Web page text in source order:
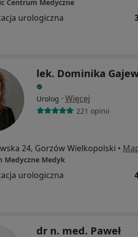
Centrum Medyczne
urologiczna
lek. Dominika
Urolog · Więcej
221 opinii
24, Gorzów Wielkopolski •
Medyczne Medyk
urologiczna
dr n. med. Paweł